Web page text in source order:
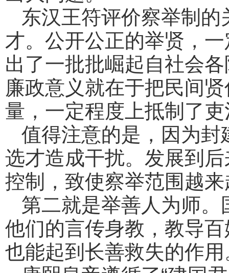
东汉王符评价察举制的
才。公开公正的举贤，
出了一批批崛起自社会
廉政意义就在于把民间
量，一定程度上抵制了
值得注意的是，因为
选才造成干扰。发展到
控制，致使察举范围越
第二就是举善人为师
他们的言传身教，教导
也能起到长善救失的作用